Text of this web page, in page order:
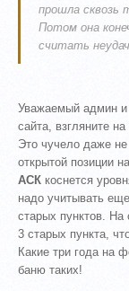
прошла сквозь
Потом она
считать
Уважаемый админ и
сайта, взгляните
Это чучело даже
открытой позиции
АСК коснется
надо учитывать
старых пунктов. На
3 старых пункта,
Какие три года на
баню таких!